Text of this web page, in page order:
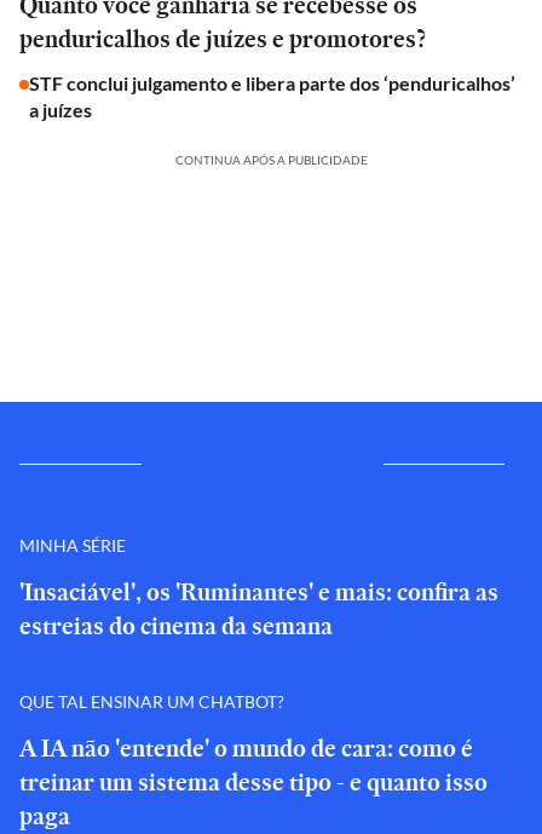
penduricalhos de juízes e promotores?
STF conclui julgamento e libera parte dos ‘penduricalhos’
a juízes
CONTINUA APÓS A PUBLICIDADE
MINHA SÉRIE
'Insaciável', os 'Ruminantes' e mais: confira as
estreias do cinema da semana
QUE TAL ENSINAR UM CHATBOT?
A IA não 'entende' o mundo de cara: como é
treinar um sistema desse tipo - e quanto isso
paga